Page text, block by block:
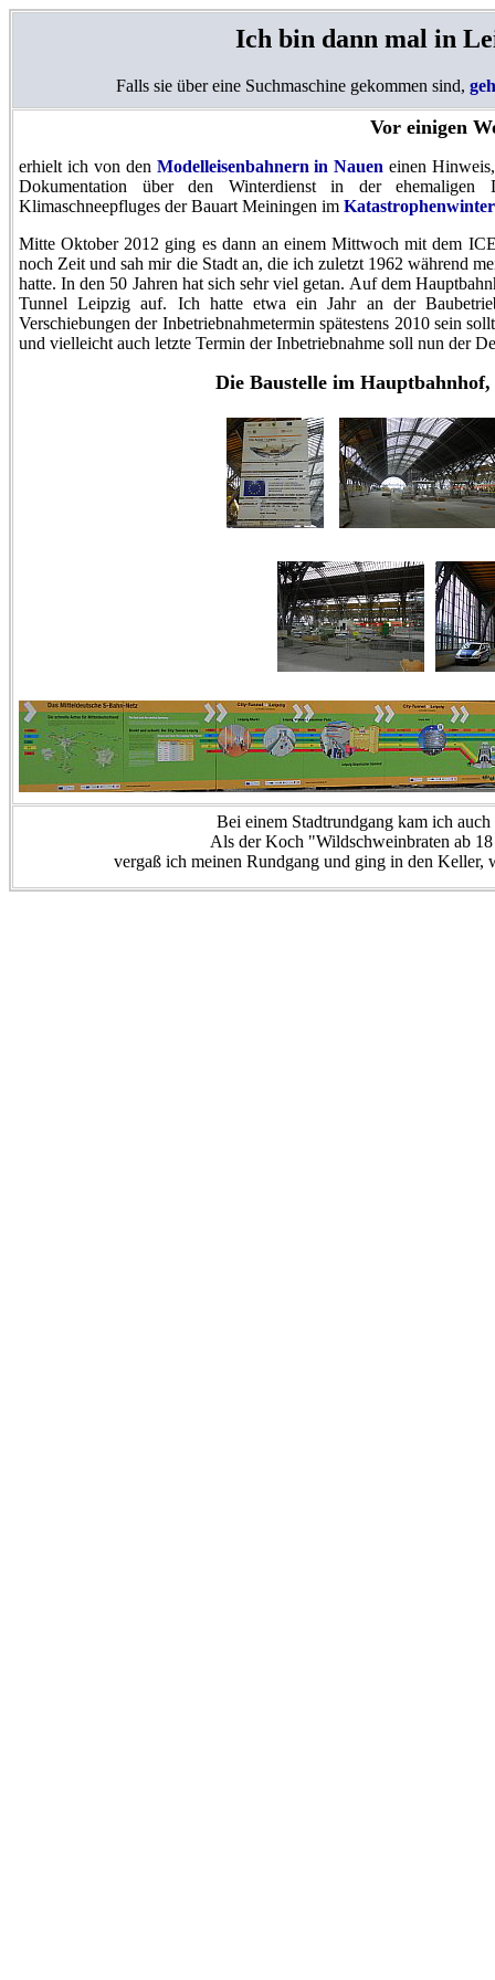
Ich bin dann mal in
Falls sie über eine Suchmaschine gekommen sind,
Vor einigen
erhielt ich von den Modelleisenbahnern in Nauen einen
Dokumentation über den Winterdienst in der
Klimaschneepfluges der Bauart Meiningen im Katastrophenwinter
Mitte Oktober 2012 ging es dann an einem Mittwoch mit dem
noch Zeit und sah mir die Stadt an, die ich zuletzt 1962 während
hatte. In den 50 Jahren hat sich sehr viel getan. Auf dem
Tunnel Leipzig auf. Ich hatte etwa ein Jahr an der
Verschiebungen der Inbetriebnahmetermin spätestens 2010 sein
und vielleicht auch letzte Termin der Inbetriebnahme soll nun der
Die Baustelle im
Bei einem Stadtrundgang kam ich
Als der Koch "Wildschweinbraten ab
vergaß ich meinen Rundgang und ging in den Keller,